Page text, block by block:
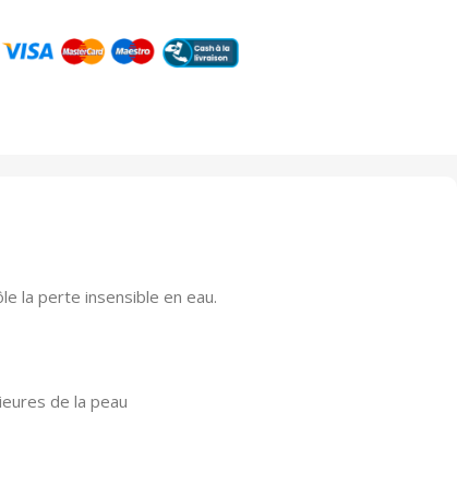
la perte insensible en eau.
de la peau